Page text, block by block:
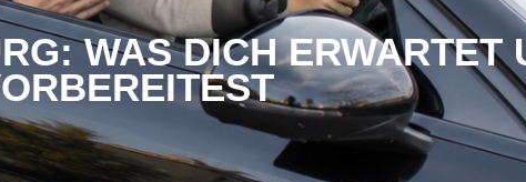
WAS DICH ERWARTET